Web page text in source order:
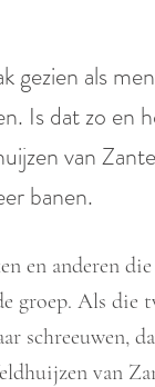
gezien als
Is dat zo en
van
banen.
en anderen
groep. Als die
schreeuwen,
van